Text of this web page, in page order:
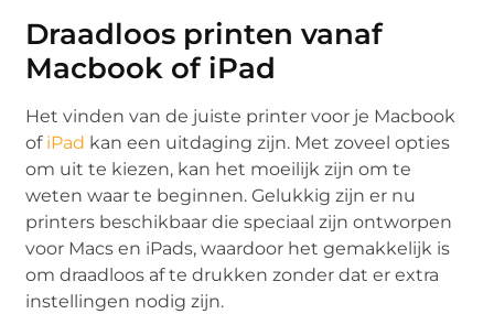
Draadloos printen vanaf
Macbook of iPad
Het vinden van de juiste printer voor je Macbook
of iPad kan een uitdaging zijn. Met zoveel opties
om uit te kiezen, kan het moeilijk zijn om te
weten waar te beginnen. Gelukkig zijn er nu
printers beschikbaar die speciaal zijn ontworpen
voor Macs en iPads, waardoor het gemakkelijk is
om draadloos af te drukken zonder dat er extra
instellingen nodig zijn.